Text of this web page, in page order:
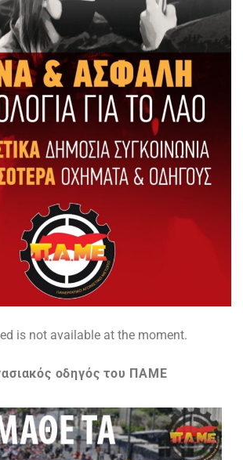
is not available at the moment.
οδηγός του ΠΑΜΕ